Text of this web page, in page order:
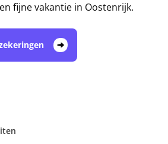
fijne vakantie in Oostenrijk.